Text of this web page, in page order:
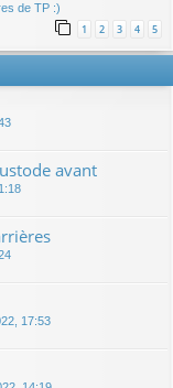
de TP :)
1 2 3 4 5
avant
17:53